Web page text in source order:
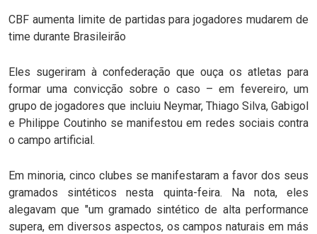
CBF aumenta limite de partidas para jogadores mudarem de
time durante Brasileirão
Eles sugeriram à confederação que ouça os atletas para
formar uma convicção sobre o caso – em fevereiro, um
grupo de jogadores que incluiu Neymar, Thiago Silva, Gabigol
e Philippe Coutinho se manifestou em redes sociais contra
o campo artificial.
Em minoria, cinco clubes se manifestaram a favor dos seus
gramados sintéticos nesta quinta-feira. Na nota, eles
alegavam que "um gramado sintético de alta performance
supera, em diversos aspectos, os campos naturais em más